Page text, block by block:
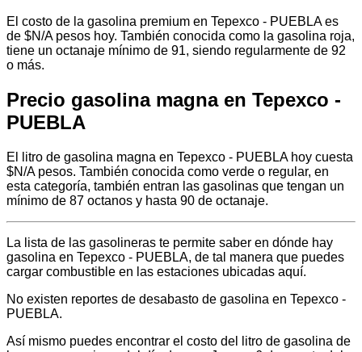
El costo de la gasolina premium en Tepexco - PUEBLA es
de $N/A pesos hoy. También conocida como la gasolina roja,
tiene un octanaje mínimo de 91, siendo regularmente de 92
o más.
Precio gasolina magna en Tepexco -
PUEBLA
El litro de gasolina magna en Tepexco - PUEBLA hoy cuesta
$N/A pesos. También conocida como verde o regular, en
esta categoría, también entran las gasolinas que tengan un
mínimo de 87 octanos y hasta 90 de octanaje.
La lista de las gasolineras te permite saber en dónde hay
gasolina en Tepexco - PUEBLA, de tal manera que puedes
cargar combustible en las estaciones ubicadas aquí.
No existen reportes de desabasto de gasolina en Tepexco -
PUEBLA.
Así mismo puedes encontrar el costo del litro de gasolina de